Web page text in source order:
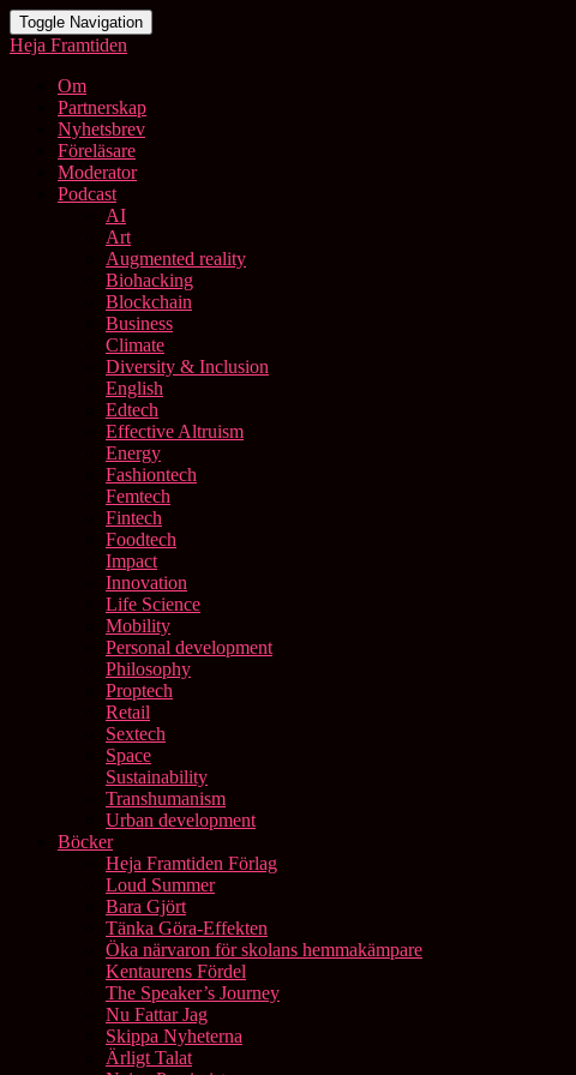
Toggle Navigation
Heja Framtiden
Om
Partnerskap
Nyhetsbrev
Föreläsare
Moderator
Podcast
AI
Art
Augmented reality
Biohacking
Blockchain
Business
Climate
Diversity & Inclusion
English
Edtech
Effective Altruism
Energy
Fashiontech
Femtech
Fintech
Foodtech
Impact
Innovation
Life Science
Mobility
Personal development
Philosophy
Proptech
Retail
Sextech
Space
Sustainability
Transhumanism
Urban development
Böcker
Heja Framtiden Förlag
Loud Summer
Bara Gjört
Tänka Göra-Effekten
Öka närvaron för skolans hemmakämpare
Kentaurens Fördel
The Speaker’s Journey
Nu Fattar Jag
Skippa Nyheterna
Ärligt Talat